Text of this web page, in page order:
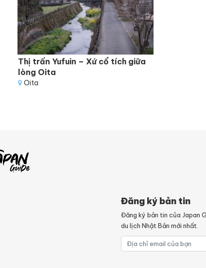
Thị trấn Yufuin – Xứ cổ tích giữa
lòng Oita
Oita
Đăng ký bản tin
Đăng ký bản tin của Japan
du lịch Nhật Bản mới nhất.